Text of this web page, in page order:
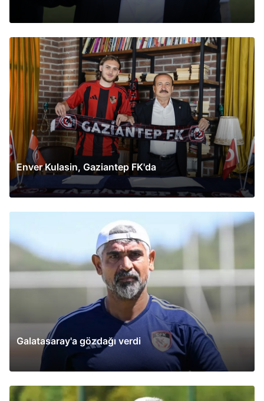
Enver Kulasin, Gaziantep FK'da
Galatasaray'a gözdağı verdi